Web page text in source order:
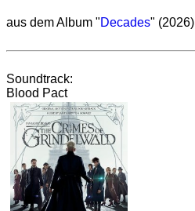
aus dem Album "Decades" (2026)
Soundtrack:
Blood Pact